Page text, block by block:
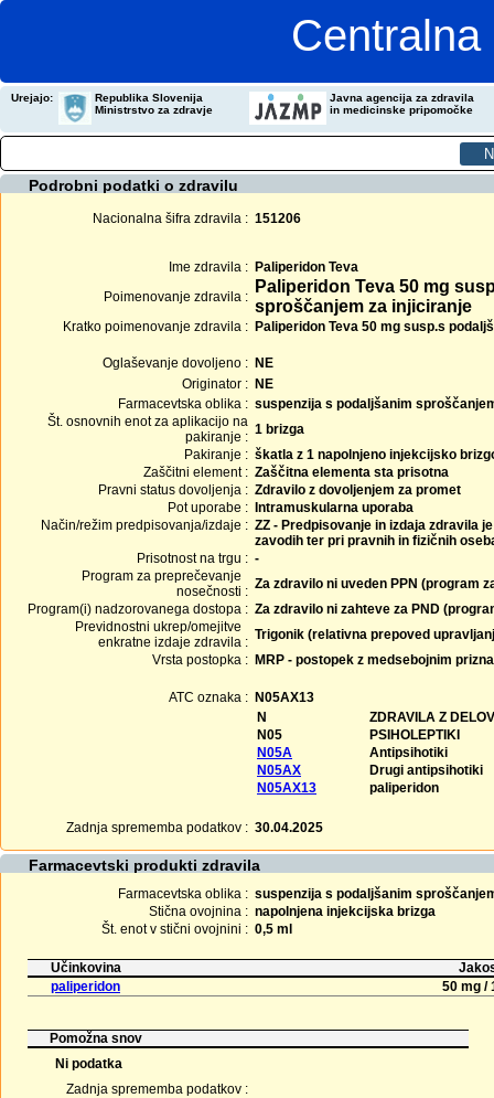
Urejajo:
Republika Slovenija
Ministrstvo za zdravje
Javna agencija za zdravila
in medicinske pripomočke
Podrobni podatki o zdravilu
Nacionalna šifra zdravila : 151206
Ime zdravila : Paliperidon Teva
Poimenovanje zdravila :
Paliperidon Teva 50 mg
sproščanjem za injiciranje
Kratko poimenovanje zdravila : Paliperidon Teva 50 mg susp.s
Oglaševanje dovoljeno : NE
Originator : NE
Farmacevtska oblika : suspenzija s podaljšanim
Št. osnovnih enot za aplikacijo na
pakiranje : 1 brizga
Pakiranje : škatla z 1 napolnjeno injekcijsko
Zaščitni element : Zaščitna elementa sta prisotna
Pravni status dovoljenja : Zdravilo z dovoljenjem za promet
Pot uporabe :
Intramuskularna uporaba
Način/režim predpisovanja/izdaje : ZZ - Predpisovanje in izdaja zdravila
zavodih ter pri pravnih in fizičnih
Prisotnost na trgu : -
Program za preprečevanje
nosečnosti : Za zdravilo ni uveden PPN (program
Program(i) nadzorovanega dostopa : Za zdravilo ni zahteve za PND
Previdnostni ukrep/omejitve
enkratne izdaje zdravila : Trigonik (relativna prepoved
Vrsta postopka : MRP - postopek z medsebojnim
ATC oznaka : N05AX13
N
ZDRAVILA Z
N05
PSIHOLEPTIKI
N05A
Antipsihotiki
N05AX
Drugi antipsihotiki
N05AX13
paliperidon
Zadnja sprememba podatkov : 30.04.2025
Farmacevtski produkti zdravila
Farmacevtska oblika : suspenzija s podaljšanim
Stična ovojnina : napolnjena injekcijska brizga
Št. enot v stični ovojnini : 0,5 ml
Učinkovina
paliperidon
50 mg /
Pomožna snov
Ni podatka
Zadnja sprememba podatkov :